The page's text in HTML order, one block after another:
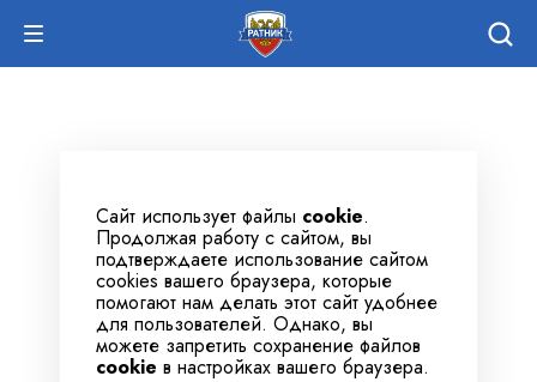
Сайт использует файлы cookie.
Продолжая работу с сайтом, вы
подтверждаете использование сайтом
cookies вашего браузера, которые
помогают нам делать этот сайт удобнее
для пользователей. Однако, вы
можете запретить сохранение файлов
cookie в настройках вашего браузера.